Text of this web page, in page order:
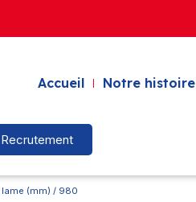
Accueil Notre histoire
Recrutement
(mm) / 980